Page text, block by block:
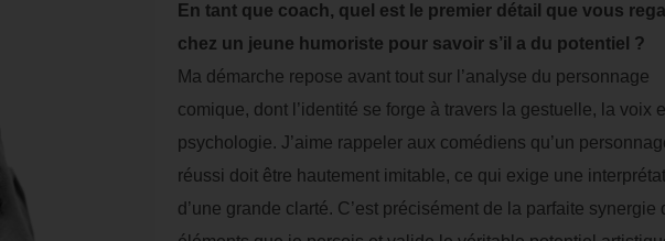
En tant que coach, quel est le premier détail que vous
chez un jeune humoriste pour savoir s’il a du potentiel ?
Ma démarche repose avant tout sur l’analyse du personnage
comique, dont l’identité se forge à travers la gestuelle, la voix
psychologie. J’aime rappeler aux comédiens qu’un
réussi doit être hautement imitable, ce qui exige une
d’une grande clarté. C’est précisément de la parfaite synergie